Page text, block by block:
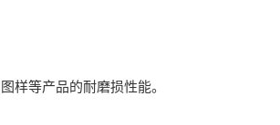
样等产品的耐磨损性能。